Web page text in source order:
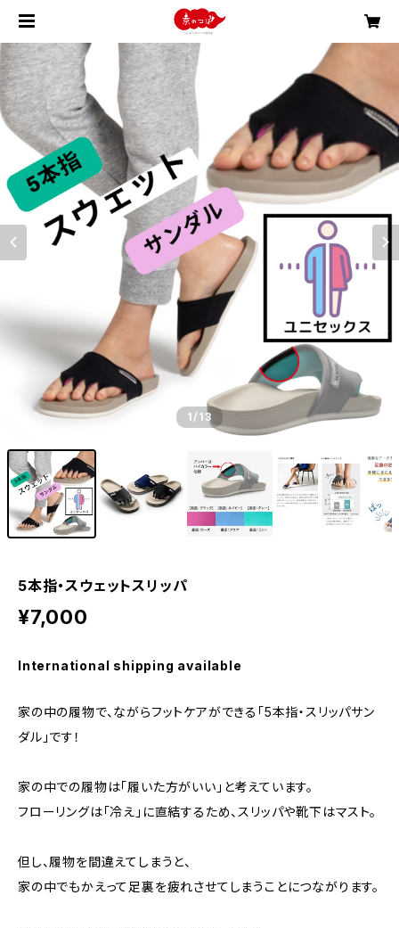
1 /13
5本指・スウェットスリッパ
¥7,000
International shipping available
家の中の履物で、ながらフットケアができる「5本指・スリッパサン
ダル」です！
家の中での履物は「履いた方がいい」と考えています。
フローリングは「冷え」に直結するため、スリッパや靴下はマスト。
但し、履物を間違えてしまうと、
家の中でもかえって足裏を疲れさせてしまうことにつながります。